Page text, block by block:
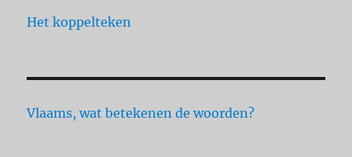
Het koppelteken
Vlaams, wat betekenen de woorden?